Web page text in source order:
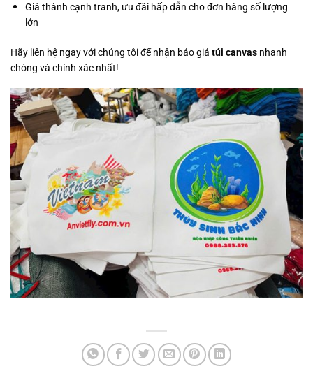
Giá thành cạnh tranh, ưu đãi hấp dẫn cho đơn hàng số lượng
lớn
Hãy liên hệ ngay với chúng tôi để nhận báo giá túi canvas nhanh
chóng và chính xác nhất!